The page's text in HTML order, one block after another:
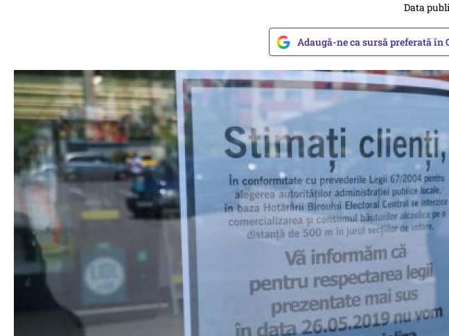
Data
Adaugă-ne ca sursă preferată în